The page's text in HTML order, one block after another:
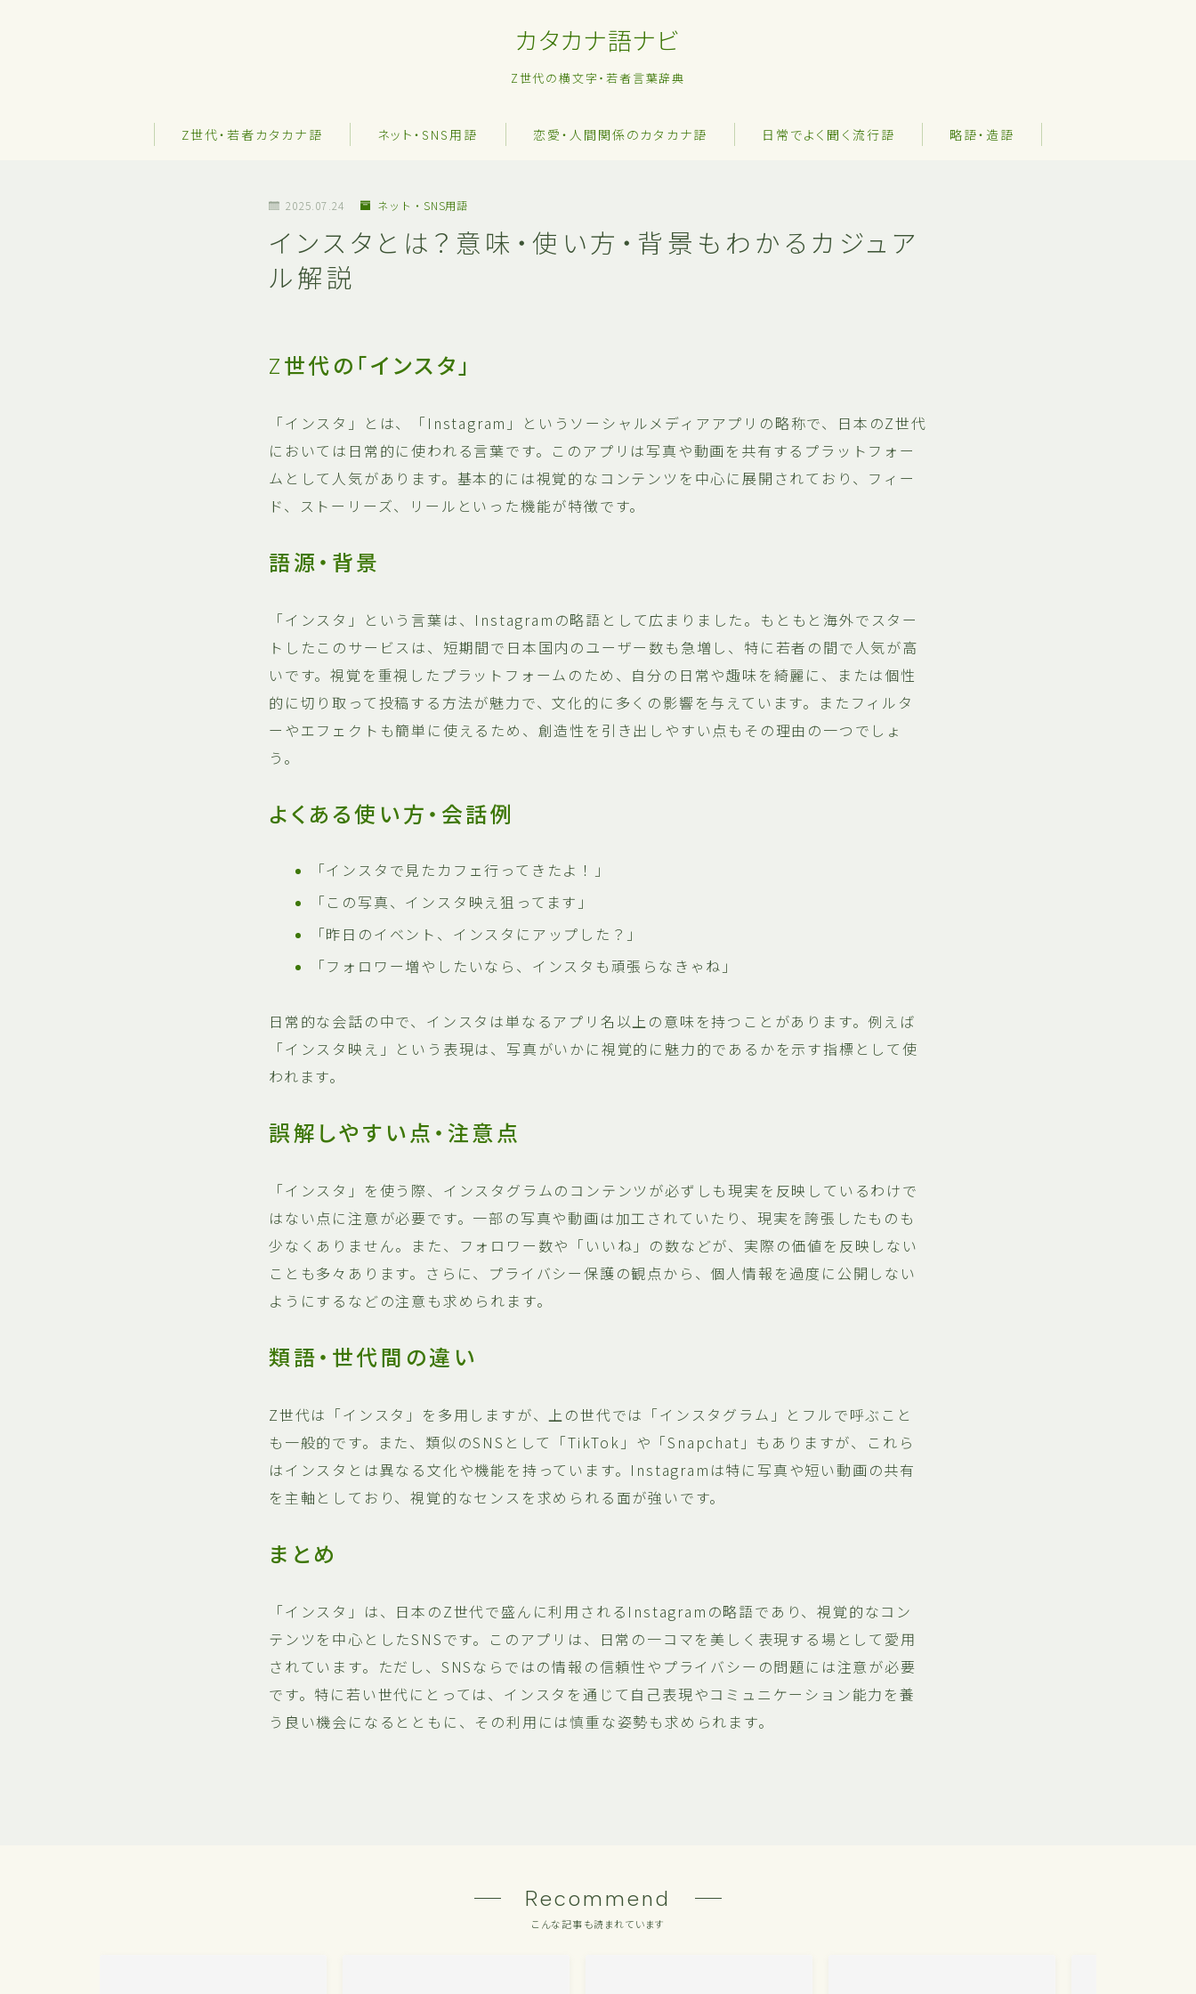
カタカナ語ナビ
Z世代の横文字・若者言葉辞典
Z世代・若者カタカナ語 ネット・SNS用語 恋愛・人間関係のカタカナ語 日常でよく聞く流行語 略語・造語
2025.07.24 ネット・SNS用語
インスタとは？意味・使い方・背景もわかるカジュア
ル解説
Z世代の「インスタ」
「インスタ」とは、「Instagram」というソーシャルメディアアプリの略称で、日本のZ世代
においては日常的に使われる言葉です。このアプリは写真や動画を共有するプラットフォー
ムとして人気があります。基本的には視覚的なコンテンツを中心に展開されており、フィー
ド、ストーリーズ、リールといった機能が特徴です。
語源・背景
「インスタ」という言葉は、Instagramの略語として広まりました。もともと海外でスター
トしたこのサービスは、短期間で日本国内のユーザー数も急増し、特に若者の間で人気が高
いです。視覚を重視したプラットフォームのため、自分の日常や趣味を綺麗に、または個性
的に切り取って投稿する方法が魅力で、文化的に多くの影響を与えています。またフィルタ
ーやエフェクトも簡単に使えるため、創造性を引き出しやすい点もその理由の一つでしょ
う。
よくある使い方・会話例
「インスタで見たカフェ行ってきたよ！」
「この写真、インスタ映え狙ってます」
「昨日のイベント、インスタにアップした？」
「フォロワー増やしたいなら、インスタも頑張らなきゃね」
日常的な会話の中で、インスタは単なるアプリ名以上の意味を持つことがあります。例えば
「インスタ映え」という表現は、写真がいかに視覚的に魅力的であるかを示す指標として使
われます。
誤解しやすい点・注意点
「インスタ」を使う際、インスタグラムのコンテンツが必ずしも現実を反映しているわけで
はない点に注意が必要です。一部の写真や動画は加工されていたり、現実を誇張したものも
少なくありません。また、フォロワー数や「いいね」の数などが、実際の価値を反映しない
ことも多々あります。さらに、プライバシー保護の観点から、個人情報を過度に公開しない
ようにするなどの注意も求められます。
類語・世代間の違い
Z世代は「インスタ」を多用しますが、上の世代では「インスタグラム」とフルで呼ぶこと
も一般的です。また、類似のSNSとして「TikTok」や「Snapchat」もありますが、これら
はインスタとは異なる文化や機能を持っています。Instagramは特に写真や短い動画の共有
を主軸としており、視覚的なセンスを求められる面が強いです。
まとめ
「インスタ」は、日本のZ世代で盛んに利用されるInstagramの略語であり、視覚的なコン
テンツを中心としたSNSです。このアプリは、日常の一コマを美しく表現する場として愛用
されています。ただし、SNSならではの情報の信頼性やプライバシーの問題には注意が必要
です。特に若い世代にとっては、インスタを通じて自己表現やコミュニケーション能力を養
う良い機会になるとともに、その利用には慎重な姿勢も求められます。
Recommend
こんな記事も読まれています